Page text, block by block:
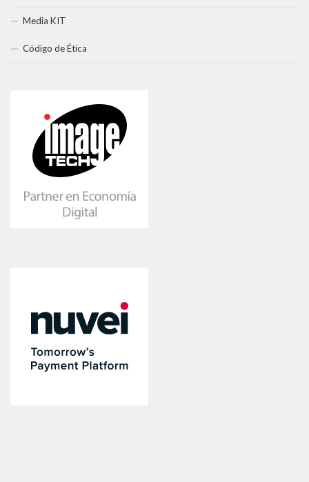
Media KIT
Código de Ética